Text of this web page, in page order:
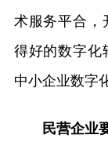
术服务平合，
得好的数字化
中小企业数字
民营企业